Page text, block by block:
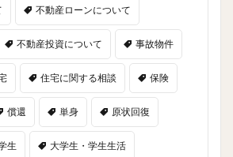
不動産ローンについて
不動産投資について 事故物件
住宅に関する相談 保険
償還 単身 原状回復
生 大学生・学生生活